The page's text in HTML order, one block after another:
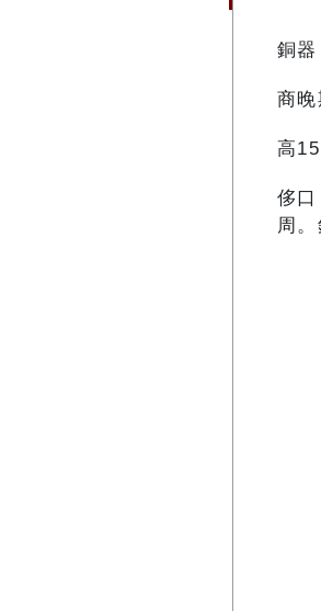
銅器
商晚
高
侈
周